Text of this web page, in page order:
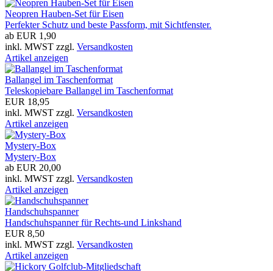
sonstiges
Neopren Hauben-Set für Eisen
Perfekter Schutz und beste Passform, mit Sichtfenster.
ab EUR 1,90
inkl. MWST zzgl. Versandkosten
Artikel anzeigen
Ballangel im Taschenformat
Teleskopiebare Ballangel im Taschenformat
EUR 18,95
inkl. MWST zzgl. Versandkosten
Artikel anzeigen
Mystery-Box
Mystery-Box
ab EUR 20,00
inkl. MWST zzgl. Versandkosten
Artikel anzeigen
Handschuhspanner
Handschuhspanner für Rechts-und Linkshand
EUR 8,50
inkl. MWST zzgl. Versandkosten
Artikel anzeigen